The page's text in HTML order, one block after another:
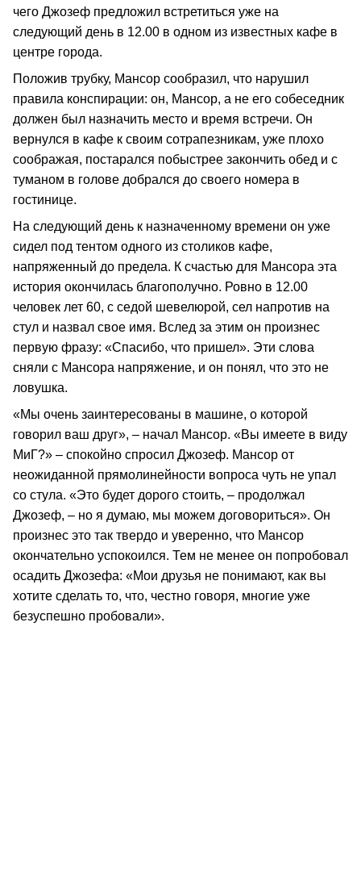
чего Джозеф предложил встретиться уже на
следующий день в 12.00 в одном из известных кафе в
центре города.
Положив трубку, Мансор сообразил, что нарушил
правила конспирации: он, Мансор, а не его собеседник
должен был назначить место и время встречи. Он
вернулся в кафе к своим сотрапезникам, уже плохо
соображая, постарался побыстрее закончить обед и с
туманом в голове добрался до своего номера в
гостинице.
На следующий день к назначенному времени он уже
сидел под тентом одного из столиков кафе,
напряженный до предела. К счастью для Мансора эта
история окончилась благополучно. Ровно в 12.00
человек лет 60, с седой шевелюрой, сел напротив на
стул и назвал свое имя. Вслед за этим он произнес
первую фразу: «Спасибо, что пришел». Эти слова
сняли с Мансора напряжение, и он понял, что это не
ловушка.
«Мы очень заинтересованы в машине, о которой
говорил ваш друг», – начал Мансор. «Вы имеете в виду
МиГ?» – спокойно спросил Джозеф. Мансор от
неожиданной прямолинейности вопроса чуть не упал
со стула. «Это будет дорого стоить, – продолжал
Джозеф, – но я думаю, мы можем договориться». Он
произнес это так твердо и уверенно, что Мансор
окончательно успокоился. Тем не менее он попробовал
осадить Джозефа: «Мои друзья не понимают, как вы
хотите сделать то, что, честно говоря, многие уже
безуспешно пробовали».